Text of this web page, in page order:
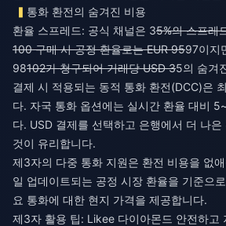
통화 환전의 숨겨진 비용
환율 스프레드: 공식 채널은 35%의 스프레
100 구매 시 공정 환율로는 EUR 9597이지
98102가 청구되어 거래당 USD 35의 숨겨
결제 시 적용되는 동적 통화 환전(DCC)은
다. 자국 통화 옵션에는 실시간 환율 대비
다. USD 결제를 선택하고 은행에서 더 나
것이 유리합니다.
제3자의 다중 통화 지원은 환전 비용을 없
일 업데이트되는 공정 시장 환율을 기준으
요 통화에 대한 현지 가격을 제공합니다.
제3자 활용 팁: Likee 다이아몬드 안전하고